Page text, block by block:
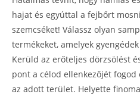
hajat és egyúttal a fejbőrt
szemcséket! Válassz olyan
termékeket, amelyek
Kerüld az erőteljes dörzsölést
pont a célod ellenkezőjét
az adott terület. Helyette